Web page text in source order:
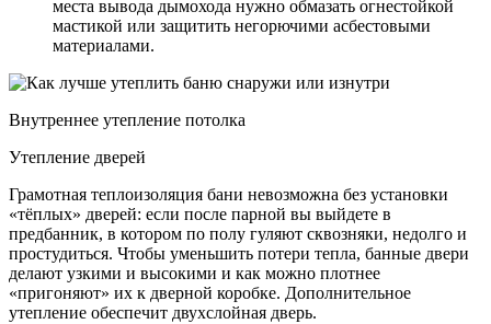
места вывода дымохода нужно обмазать огнестойкой
мастикой или защитить негорючими асбестовыми
материалами.
Внутреннее утепление потолка
Утепление дверей
Грамотная теплоизоляция бани невозможна без установки
«тёплых» дверей: если после парной вы выйдете в
предбанник, в котором по полу гуляют сквозняки, недолго и
простудиться. Чтобы уменьшить потери тепла, банные двери
делают узкими и высокими и как можно плотнее
«пригоняют» их к дверной коробке. Дополнительное
утепление обеспечит двухслойная дверь.